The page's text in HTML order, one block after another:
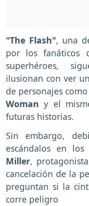
"The Flash", una
por los fanáticos
superhéroes,
ilusionan con ver
de personajes como
Woman y el
futuras historias.
Sin embargo,
escándalos en
Miller,
cancelación de la
preguntan si la
corre peligro